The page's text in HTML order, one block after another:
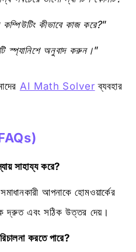
কম্পিউটিং কীভাবে কাজ করে?”
স্প্যানিশে অনুবাদ করুন।”
AI Math Solver ব্যবহার
সাহায্য করে?
আপনাকে হোমওয়ার্কের
দ্রুত এবং সঠিক উত্তর দেয়।
করতে পারে?